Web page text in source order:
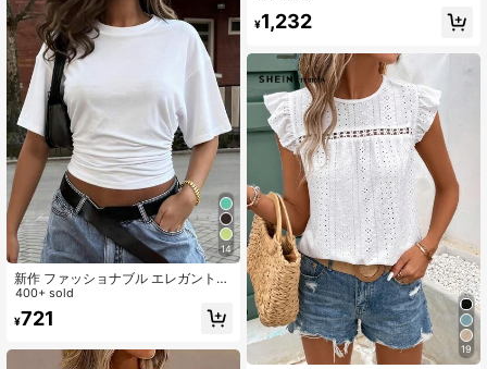
14
新作 ファッショナブル エレガント
無地 カジュアル 万能 ウエストシャ
ーリング Tシャツ、デイリー、学
校、ビーチ、バケーション、ホーム
リーンガール エステティック
400+ sold
¥721
ャツ
¥1,232
19